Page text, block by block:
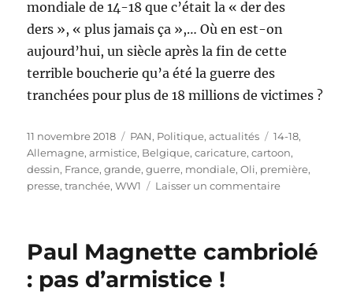
mondiale de 14-18 que c’était la « der des
ders », « plus jamais ça »,… Où en est-on
aujourd’hui, un siècle après la fin de cette
terrible boucherie qu’a été la guerre des
tranchées pour plus de 18 millions de victimes ?
Publié
le
11 novembre 2018 Catégories
PAN, Politique, actualités Étiquettes
14-18,
Allemagne,armistice, Belgique,caricature,cartoon,
dessin, France,grande,guerre, mondiale,Oli, première,
presse,tranchée,WW1 Laisser un commentairesur
les
Paul Magnette cambriolé
: pas d’armistice !